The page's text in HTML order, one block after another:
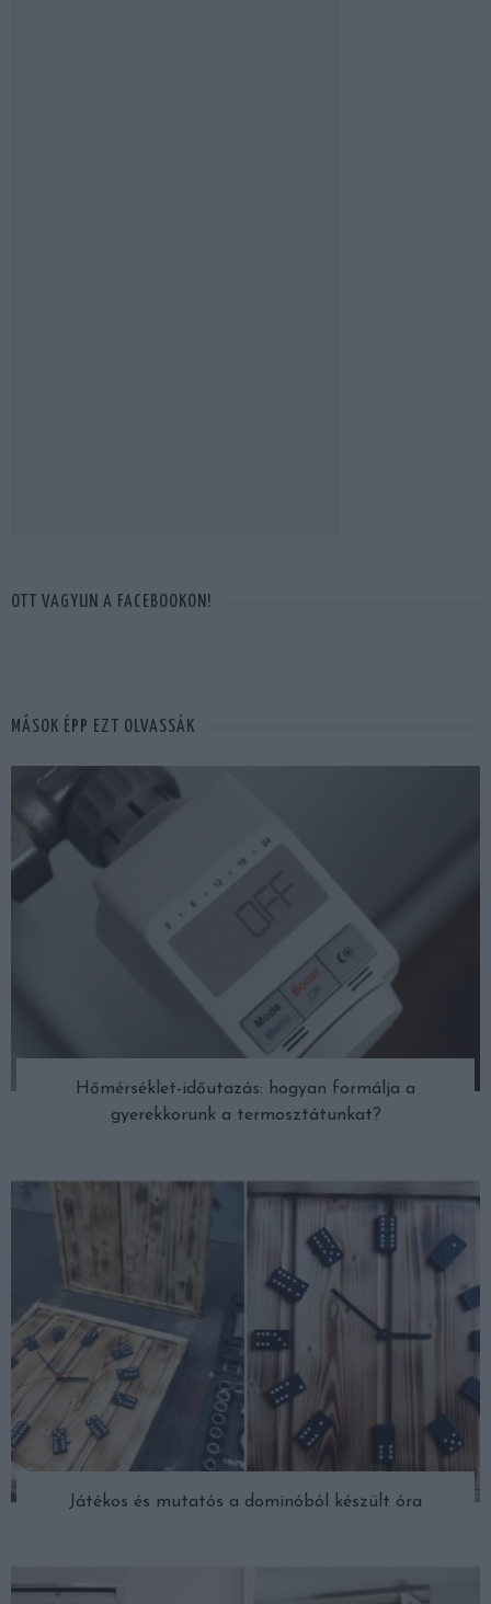
OTT VAGYUN A FACEBOOKON!
MÁSOK ÉPP EZT OLVASSÁK
Hőmérséklet-időutazás: hogyan formálja a
gyerekkorunk a termosztátunkat?
Játékos és mutatós a dominóból készült óra